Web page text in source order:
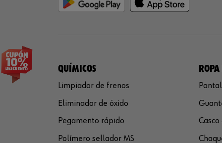
QUÍMICOS
Limpiador de frenos
Eliminador de óxido
Pegamento rápido
Polímero sellador MS